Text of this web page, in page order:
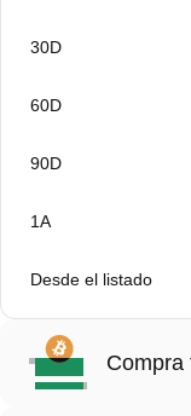
30D
60D
90D
1A
Desde el listado
Compra